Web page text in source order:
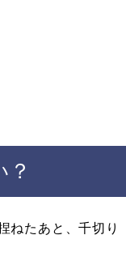
ねたあと、千切り